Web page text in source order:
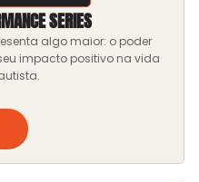
SERIES
algo maior: o poder
impacto positivo na vida